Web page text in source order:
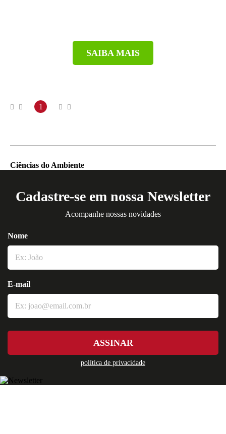
SAIBA MAIS
1
Ciências do Ambiente
Cadastre-se em nossa Newsletter
Acompanhe nossas novidades
política de privacidade
Nome
E-mail
ASSINAR